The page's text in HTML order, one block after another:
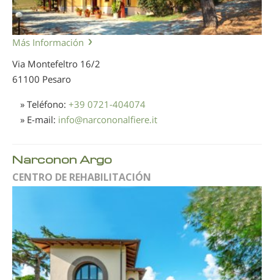
Más Información
Via Montefeltro 16/2
61100 Pesaro
» Teléfono: +39 0721-404074
» E-mail: info@narcononalfiere.it
Narconon Argo
CENTRO DE REHABILITACIÓN